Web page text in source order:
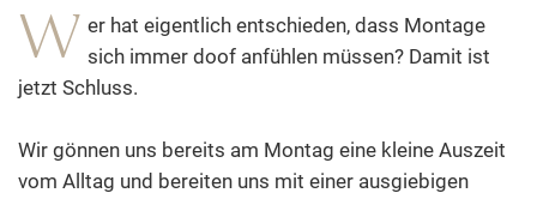
W er hat eigentlich entschieden, dass Montage
sich immer doof anfühlen müssen? Damit ist
jetzt Schluss.
Wir gönnen uns bereits am Montag eine kleine Auszeit
vom Alltag und bereiten uns mit einer ausgiebigen